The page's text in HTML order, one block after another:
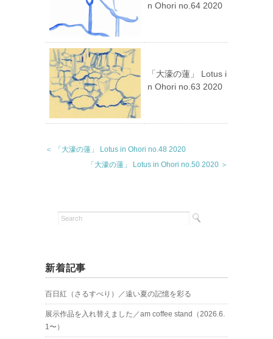
n Ohori no.64 2020
「大濠の蓮」 Lotus i
n Ohori no.63 2020
＜ 「大濠の蓮」 Lotus in Ohori no.48 2020
「大濠の蓮」 Lotus in Ohori no.50 2020 ＞
新着記事
百日紅（さるすべり）／遠い夏の記憶を彩る
展示作品を入れ替えました／am coffee stand（2026.6.
1〜）